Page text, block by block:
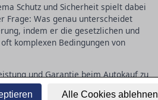
Alle Cookies ablehnen
Schutz und Sicherheit spielt dabei
Frage: Was genau unterscheidet
indem er die gesetzlichen und
komplexen Bedingungen von
und Garantie beim Autokauf zu
vor Mängeln, die beim Kauf bereits